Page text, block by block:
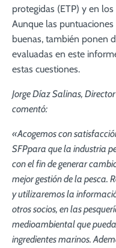
protegidas (ETP) y en
Aunque las
buenas, también ponen
evaluadas en este
estas cuestiones.
Jorge Díaz Salinas,
comentó:
«Acogemos con
SFPpara que la industria
con el fin de generar
mejor gestión de la pesca.
y utilizaremos la
otros socios, en las
medioambiental que
ingredientes marinos.